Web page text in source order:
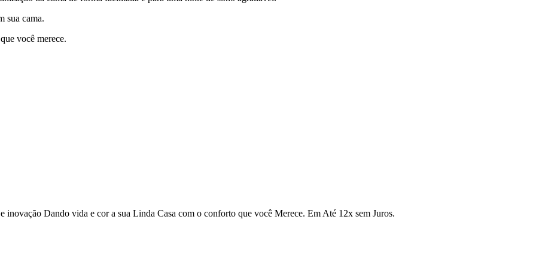
sua cama.
você merece.
Dando vida e cor a sua Linda Casa com o conforto que você Merece. Em Até 12x sem Juros.